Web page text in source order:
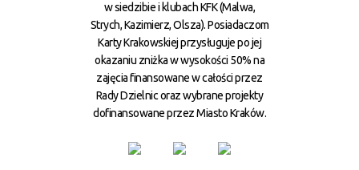
w siedzibie i klubach KFK (Malwa,
Strych, Kazimierz, Olsza). Posiadaczom
Karty Krakowskiej przysługuje po jej
okazaniu zniżka w wysokości 50% na
zajęcia finansowane w całości przez
Rady Dzielnic oraz wybrane projekty
dofinansowane przez Miasto Kraków.